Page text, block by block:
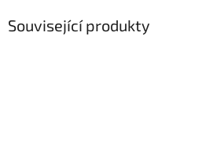
Související produkty